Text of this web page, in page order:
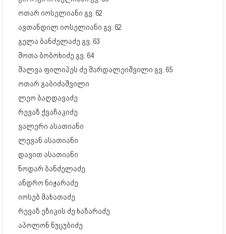
ოთარ იოსელიანი გვ. 62
ავთანდილ იოსელიანი გვ. 62
გელა ბანძელაძე გვ. 63
შოთა ბობოხიძე გვ. 64
შალვა ფილიპეს ძე მარდალეიშვილი გვ. 65
ოთარ გაბიძაშვილი
ლეო ბაღდავაძე
რევაზ ქვაჩაკიძე
ვალერი ასათიანი
ლევან ასათიანი
დავით ასათიანი
ნოდარ ბანძელაძე
ანდრო ნიჟარაძე
იოსებ მახათაძე
რევაზ ეზიკის ძე ხაზარაძე
აპოლონ ნუცუბიძე